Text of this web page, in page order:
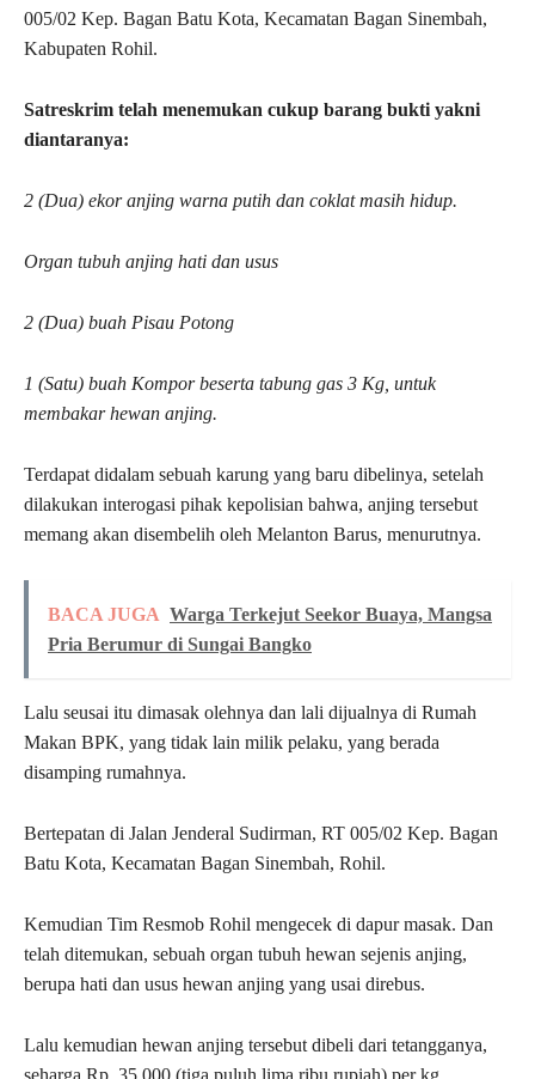
005/02 Kep. Bagan Batu Kota, Kecamatan Bagan Sinembah,
Kabupaten Rohil.
Satreskrim telah menemukan cukup barang bukti yakni
diantaranya:
2 (Dua) ekor anjing warna putih dan coklat masih hidup.
Organ tubuh anjing hati dan usus
2 (Dua) buah Pisau Potong
1 (Satu) buah Kompor beserta tabung gas 3 Kg, untuk
membakar hewan anjing.
Terdapat didalam sebuah karung yang baru dibelinya, setelah
dilakukan interogasi pihak kepolisian bahwa, anjing tersebut
memang akan disembelih oleh Melanton Barus, menurutnya.
BACA JUGA Warga Terkejut Seekor Buaya, Mangsa
Pria Berumur di Sungai Bangko
Lalu seusai itu dimasak olehnya dan lali dijualnya di Rumah
Makan BPK, yang tidak lain milik pelaku, yang berada
disamping rumahnya.
Bertepatan di Jalan Jenderal Sudirman, RT 005/02 Kep. Bagan
Batu Kota, Kecamatan Bagan Sinembah, Rohil.
Kemudian Tim Resmob Rohil mengecek di dapur masak. Dan
telah ditemukan, sebuah organ tubuh hewan sejenis anjing,
berupa hati dan usus hewan anjing yang usai direbus.
Lalu kemudian hewan anjing tersebut dibeli dari tetangganya,
seharga Rp. 35.000 (tiga puluh lima ribu rupiah) per kg.